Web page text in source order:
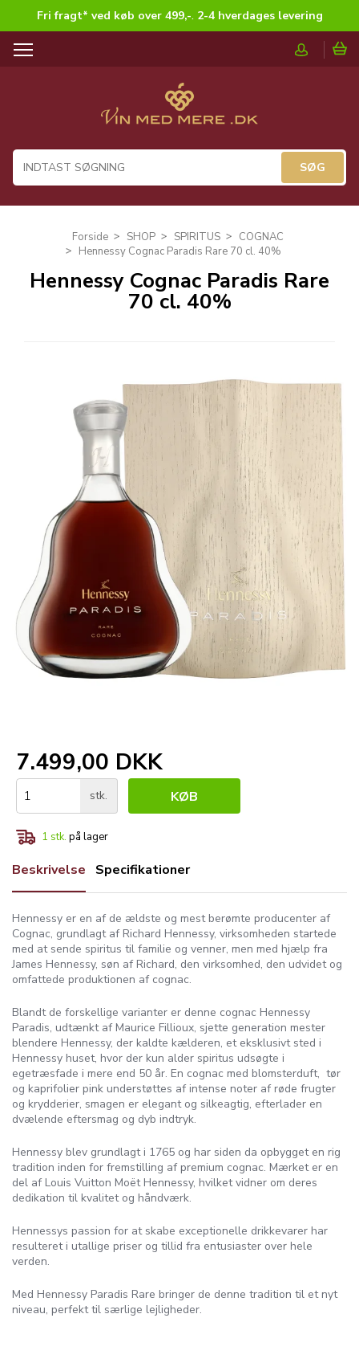
Fri fragt* ved køb over 499,-. 2-4 hverdages levering
T
a
i
Forside SHOP SPIRITUS
COGNAC
Hennessy Cognac Paradis Rare 70 cl. 40%
Hennessy Cognac Paradis Rare
70 cl. 40%
7.499,00 DKK
stk. KØB
1 stk. på lager
Beskrivelse Specifikationer
Hennessy er en af de ældste og mest berømte producenter af
Cognac, grundlagt af Richard Hennessy, virksomheden startede
med at sende spiritus til familie og venner, men med hjælp fra
James Hennessy, søn af Richard, den virksomhed, den udvidet og
omfattede produktionen af ​​cognac.
Blandt de forskellige varianter er denne cognac Hennessy
Paradis, udtænkt af Maurice Fillioux, sjette generation mester
blendere Hennessy, der kaldte kælderen, et eksklusivt sted i
Hennessy huset, hvor der kun alder spiritus udsøgte i
egetræsfade i mere end 50 år. En cognac med blomsterduft, tør
og kaprifolier pink understøttes af intense noter af røde frugter
og krydderier, smagen er elegant og silkeagtig, efterlader en
dvælende eftersmag og dyb indtryk.
Hennessy blev grundlagt i 1765 og har siden da opbygget en rig
tradition inden for fremstilling af premium cognac. Mærket er en
del af Louis Vuitton Moët Hennessy, hvilket vidner om deres
dedikation til kvalitet og håndværk.
Hennessys passion for at skabe exceptionelle drikkevarer har
resulteret i utallige priser og tillid fra entusiaster over hele
verden.
Med Hennessy Paradis Rare bringer de denne tradition til et nyt
niveau, perfekt til særlige lejligheder.